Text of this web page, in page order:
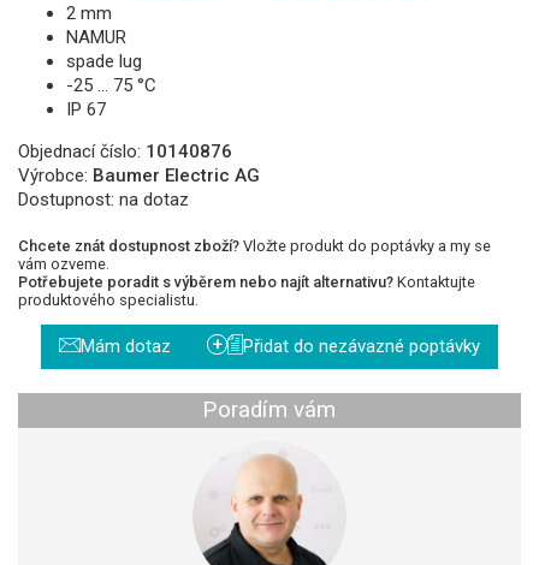
2 mm
NAMUR
spade lug
-25 … 75 °C
IP 67
Objednací číslo: 10140876
Výrobce: Baumer Electric AG
Dostupnost: na dotaz
Chcete znát dostupnost zboží? Vložte produkt do poptávky a my se
vám ozveme.
Potřebujete poradit s výběrem nebo najít alternativu? Kontaktujte
produktového specialistu.
Mám dotaz + Přidat do nezávazné poptávky
Poradím vám